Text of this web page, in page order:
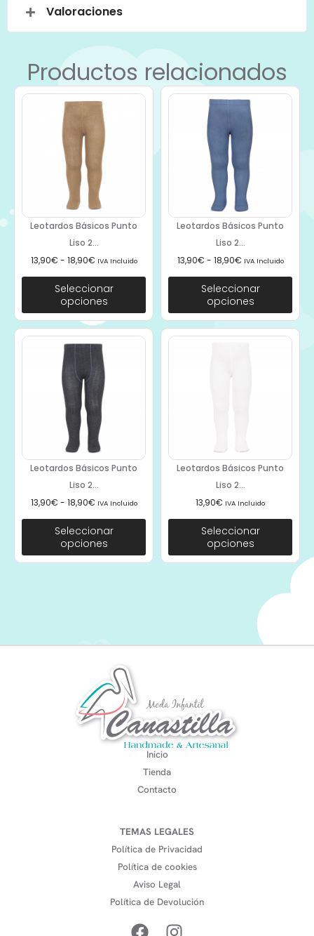
Valoraciones
Productos relacionados
Leotardos Básicos Punto
Liso 2...
13,90€ - 18,90€ IVA Incluido
Seleccionar
opciones
Leotardos Básicos Punto
Liso 2...
13,90€ - 18,90€ IVA Incluido
Seleccionar
opciones
Leotardos Básicos Punto
Liso 2...
13,90€ - 18,90€ IVA Incluido
Seleccionar
opciones
Leotardos Básicos Punto
Liso 2...
13,90€ IVA Incluido
Seleccionar
opciones
Inicio
Tienda
Contacto
TEMAS LEGALES
Política de Privacidad
Política de cookies
Aviso Legal
Política de Devolución